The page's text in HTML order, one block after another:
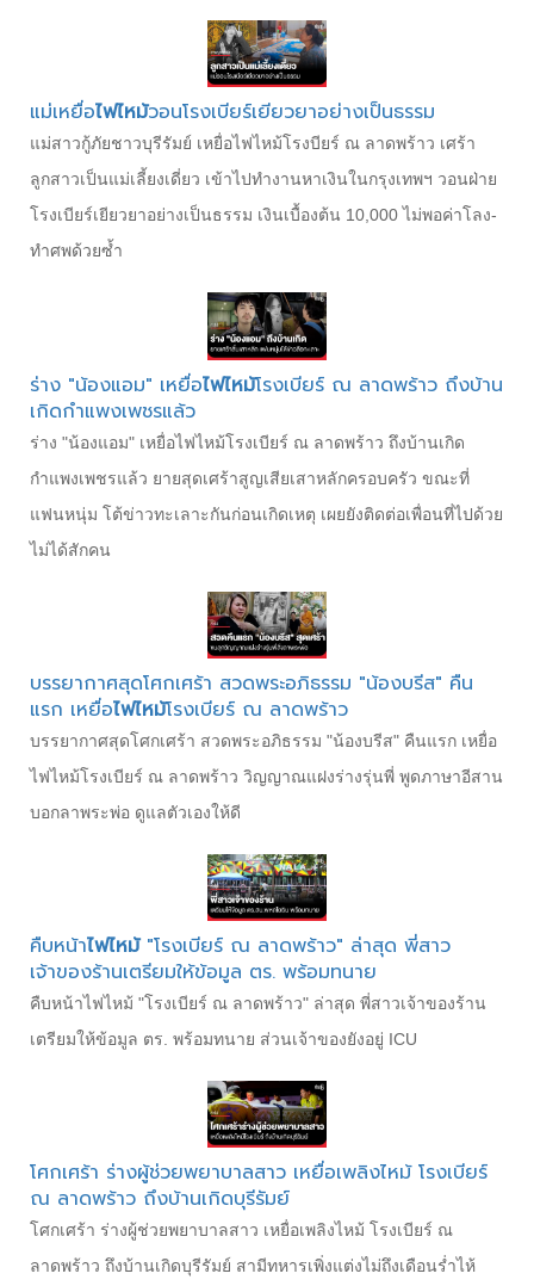
แม่เหยื่อไฟไหม้วอนโรงเบียร์เยียวยาอย่างเป็นธรรม
แม่สาวกู้ภัยชาวบุรีรัมย์ เหยื่อไฟไหม้โรงบียร์ ณ ลาดพร้าว เศร้า
ลูกสาวเป็นแม่เลี้ยงเดี่ยว เข้าไปทำงานหาเงินในกรุงเทพฯ วอนฝ่าย
โรงเบียร์เยียวยาอย่างเป็นธรรม เงินเบื้องต้น 10,000 ไม่พอค่าโลง-
ทำศพด้วยซ้ำ
ร่าง "น้องแอม" เหยื่อไฟไหม้โรงเบียร์ ณ ลาดพร้าว ถึงบ้าน
เกิดกำแพงเพชรแล้ว
ร่าง "น้องแอม" เหยื่อไฟไหม้โรงเบียร์ ณ ลาดพร้าว ถึงบ้านเกิด
กำแพงเพชรแล้ว ยายสุดเศร้าสูญเสียเสาหลักครอบครัว ขณะที่
แฟนหนุ่ม โต้ข่าวทะเลาะกันก่อนเกิดเหตุ เผยยังติดต่อเพื่อนที่ไปด้วย
ไม่ได้สักคน
บรรยากาศสุดโศกเศร้า สวดพระอภิธรรม "น้องบรีส" คืน
แรก เหยื่อไฟไหม้โรงเบียร์ ณ ลาดพร้าว
บรรยากาศสุดโศกเศร้า สวดพระอภิธรรม "น้องบรีส" คืนแรก เหยื่อ
ไฟไหม้โรงเบียร์ ณ ลาดพร้าว วิญญาณแฝงร่างรุ่นพี่ พูดภาษาอีสาน
บอกลาพระพ่อ ดูแลตัวเองให้ดี
คืบหน้าไฟไหม้"โรงเบียร์ ณ ลาดพร้าว" ล่าสุด พี่สาว
เจ้าของร้านเตรียมให้ข้อมูล ตร. พร้อมทนาย
คืบหน้าไฟไหม้ "โรงเบียร์ ณ ลาดพร้าว" ล่าสุด พี่สาวเจ้าของร้าน
เตรียมให้ข้อมูล ตร. พร้อมทนาย ส่วนเจ้าของยังอยู่ ICU
โศกเศร้า ร่างผู้ช่วยพยาบาลสาว เหยื่อเพลิงไหม้ โรงเบียร์
ณ ลาดพร้าว ถึงบ้านเกิดบุรีรัมย์
โศกเศร้า ร่างผู้ช่วยพยาบาลสาว เหยื่อเพลิงไหม้ โรงเบียร์ ณ
ลาดพร้าว ถึงบ้านเกิดบุรีรัมย์ สามีทหารเพิ่งแต่งไม่ถึงเดือนร่ำไห้